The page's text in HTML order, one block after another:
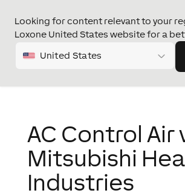
Looking for content relevant to your
Loxone United States website for a
United States
AC Control Air
Mitsubishi
Industries